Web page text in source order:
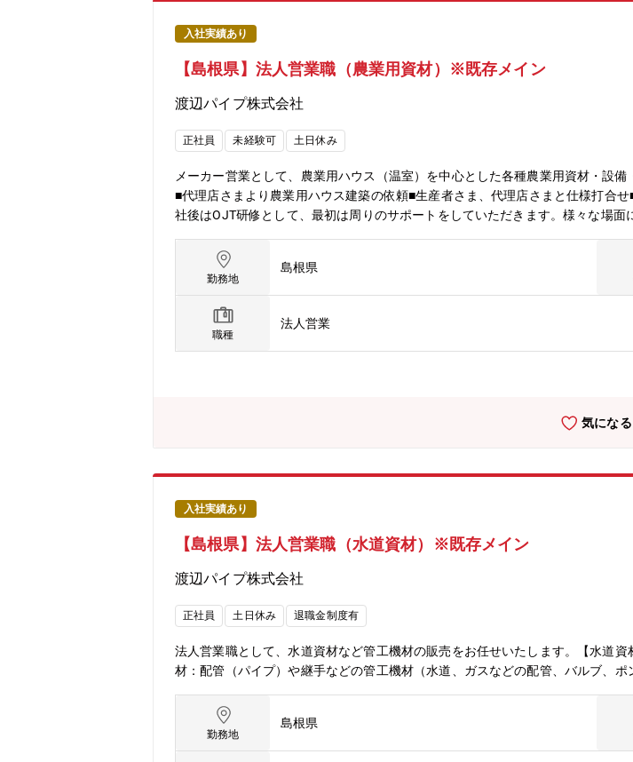
入社実績あり
【島根県】法人営業職（農業用資材）※既存メイン
渡辺パイプ株式会社
正社員 未経験可 土日休み
メーカー営業として、農業用ハウス（温室）を中心とした各種農業用資材・設
■代理店さまより農業用ハウス建築の依頼■生産者さま、代理店さまと仕様打合
社後はOJT研修として、最初は周りのサポートをしていただきます。様々な場
勤務地
島根県
職種
法人営業
気になる
入社実績あり
【島根県】法人営業職（水道資材）※既存メイン
渡辺パイプ株式会社
正社員 土日休み 退職金制度有
法人営業職として、水道資材など管工機材の販売をお任せいたします。【水道
材：配管（パイプ）や継手などの管工機材（水道、ガスなどの配管、バルブ、ポ
勤務地
島根県